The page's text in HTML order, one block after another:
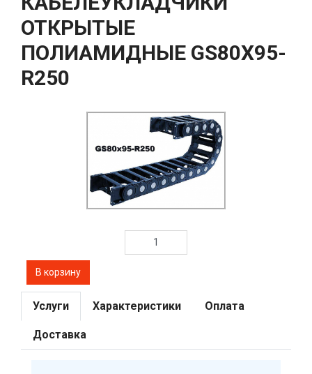
ОТКРЫТЫЕ
ПОЛИАМИДНЫЕ GS80Х95-
R250
Услуги Характеристики Оплата
Доставка